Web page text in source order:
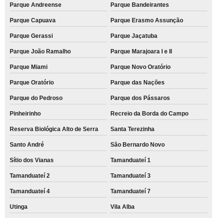
Parque Andreense Parque Bandeirantes
Parque Capuava Parque Erasmo Assunção
Parque Gerassi Parque Jaçatuba
Parque João Ramalho Parque Marajoara I e II
Parque Miami Parque Novo Oratório
Parque Oratório Parque das Nações
Parque do Pedroso Parque dos Pássaros
Pinheirinho Recreio da Borda do Campo
Reserva Biológica Alto de Serra Santa Terezinha
Santo André São Bernardo Novo
Sítio dos Vianas Tamanduateí 1
Tamanduateí 2 Tamanduateí 3
Tamanduateí 4 Tamanduateí 7
Utinga Vila Alba